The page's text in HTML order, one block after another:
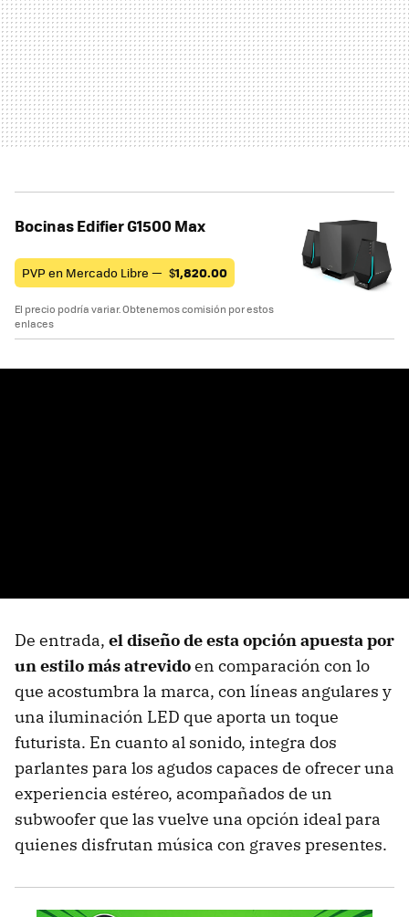
Bocinas Edifier G1500 Max
PVP en Mercado Libre — $1,820.00
El precio podría variar. Obtenemos comisión por estos
enlaces
De entrada, el diseño de esta opción apuesta por
un estilo más atrevidoen comparación con lo
que acostumbra la marca, con líneas angulares y
una iluminación LED que aporta un toque
futurista. En cuanto al sonido, integra dos
parlantes para los agudos capaces de ofrecer una
experiencia estéreo, acompañados de un
subwoofer que las vuelve una opción ideal para
quienes disfrutan música con graves presentes.